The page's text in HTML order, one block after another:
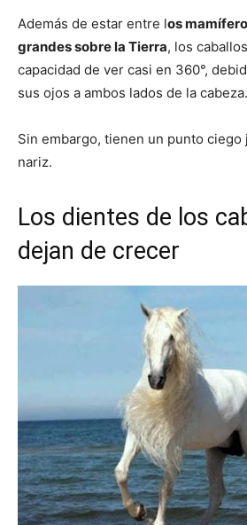
Además de estar entre los
grandes sobre la Tierra, los
capacidad de ver casi en 360°,
sus ojos a ambos lados de la cabeza.
Sin embargo, tienen un punto ciego
nariz.
Los dientes de los
dejan de crecer